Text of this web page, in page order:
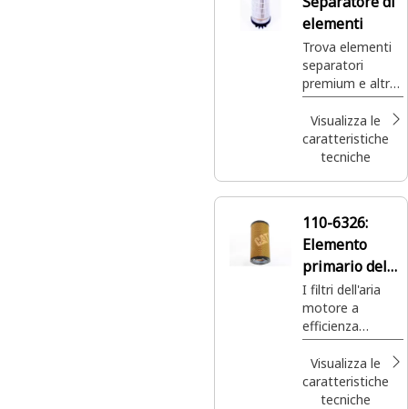
elementi
Trova elementi
separatori
premium e altro
ancora con Cat.
Esplora
componenti
affidabili per
come alternatori
base alle tue
esigenze.
Visualizza le
caratteristiche
tecniche
110-6326:
Elemento
primario del
filtro dell'aria
I filtri dell'aria
motore a
efficienza
standard
offrono la
soluzione
migliore per le
Visualizza le
caratteristiche
tecniche